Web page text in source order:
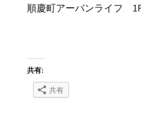
順慶町アーバンライフ
共有:
共有